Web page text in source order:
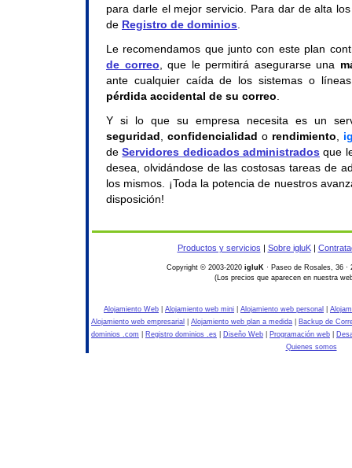
para darle el mejor servicio. Para dar de alta
de Registro de dominios
Le recomendamos que junto con este plan
de correo , que le permitirá asegurarse una
ante cualquier caída de los sistemas o
pérdida accidental de su correo
Y si lo que su empresa necesita es un
seguridad
confidencialidad o rendimiento
deServidores dedicados administrados que
desea, olvidándose de las costosas tareas de
los mismos. ¡Toda la potencia de nuestros
disposición!
Productos y servicios | Sobre igluK|
Copyright © 2003-2020 igluK · Paseo de Rosales, 36
(Los precios que aparecen en nuestra
Alojamiento Web Alojamiento web mini Alojamiento web personal
Alojamiento web empresarial
Alojamiento web plan a medida
Backup de
dominios .com
Registro dominios .es Diseño Web Programación web
Quienes somos